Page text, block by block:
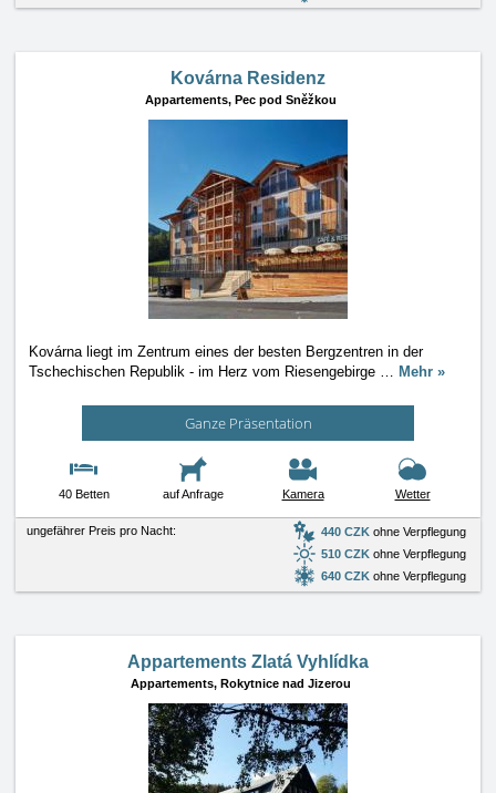
Kovárna Residenz
Appartements, Pec pod Sněžkou
Kovárna liegt im Zentrum eines der besten Bergzentren in der
Tschechischen Republik - im Herz vom Riesengebirge … Mehr »
Ganze Präsentation
40 Betten auf Anfrage Kamera Wetter
ungefährer Preis pro Nacht: 440 CZK ohne Verpflegung
510 CZK ohne Verpflegung
640 CZK ohne Verpflegung
Appartements Zlatá Vyhlídka
Appartements, Rokytnice nad Jizerou